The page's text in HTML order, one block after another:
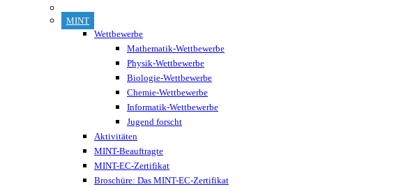
MINT
Wettbewerbe
Mathematik-Wettbewerbe
Physik-Wettbewerbe
Biologie-Wettbewerbe
Chemie-Wettbewerbe
Informatik-Wettbewerbe
Jugend forscht
Aktivitäten
MINT-Beauftragte
MINT-EC-Zertifikat
Broschüre: Das MINT-EC-Zertifikat